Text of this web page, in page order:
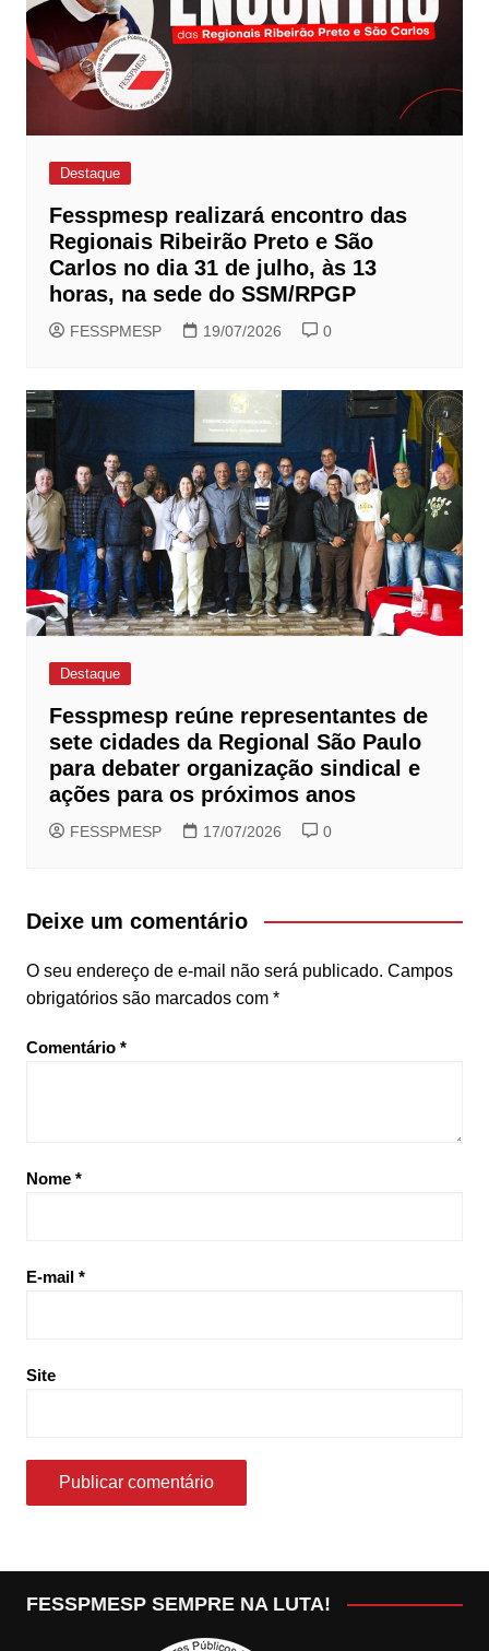
Destaque
Fesspmesp realizará encontro das
Regionais Ribeirão Preto e São
Carlos no dia 31 de julho, às 13
horas, na sede do SSM/RPGP
FESSPMESP 19/07/2026 0
Destaque
Fesspmesp reúne representantes de
sete cidades da Regional São Paulo
para debater organização sindical e
ações para os próximos anos
FESSPMESP 17/07/2026 0
Deixe um comentário
O seu endereço de e-mail não será publicado. Campos
obrigatórios são marcados com *
Comentário *
Nome *
E-mail *
Site
FESSPMESP SEMPRE NA LUTA!